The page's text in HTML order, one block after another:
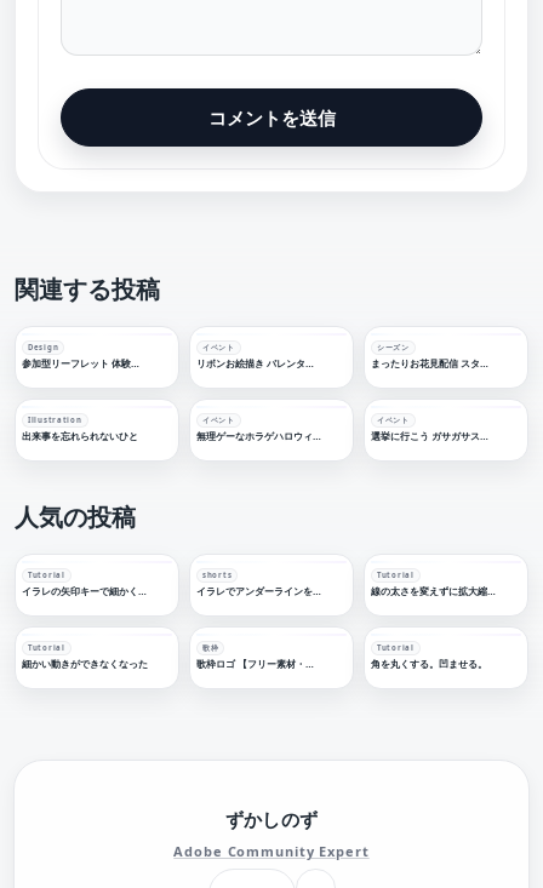
関連する投稿
Design
参加型リーフレット 体験サイエンス2026 リーフレット
イベント
リボンお絵描き バレンタインデーロゴ 【フリー素材・サムネ素材】
シーズン
まったりお花見配信 スタンプ風配信ロゴ 【フリー素材・サムネ素材】
Illustration
出来事を忘れられないひと
イベント
無理ゲーなホラゲハロウィーン配信ロゴ【フリー素材・サムネ素材】
イベント
選挙に行こう ガサガサスタンプ風投票しました フリー素材
人気の投稿
Tutorial
イラレの矢印キーで細かく移動する
shorts
イラレでアンダーラインを引く
Tutorial
線の太さを変えずに拡大縮小する
Tutorial
細かい動きができなくなった
歌枠
歌枠ロゴ 【フリー素材・サムネ素材】
Tutorial
角を丸くする。凹ませる。
ずかしのず
Adobe Community Expert